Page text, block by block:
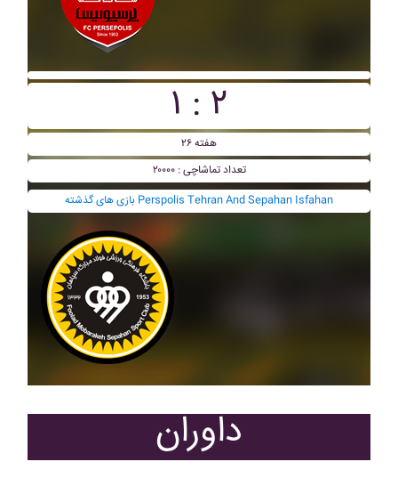
۱ : ۲
هفته ۲۶
تعداد تماشاچی : ۲۰۰۰۰
بازی های گذشته Perspolis Tehran And Sepahan Isfahan
داوران